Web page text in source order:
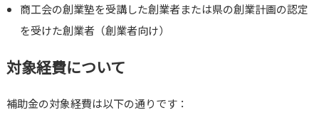
商工会の創業塾を受講した創業者または県の創業計画の認定
を受けた創業者（創業者向け）
対象経費について
補助金の対象経費は以下の通りです：